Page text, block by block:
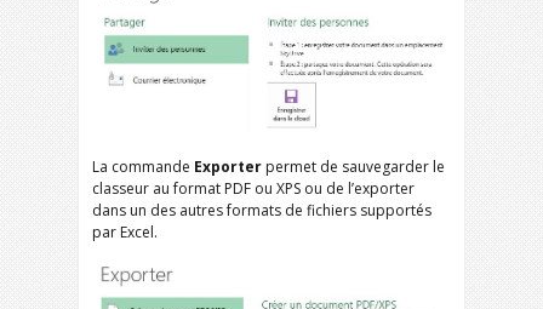
La commande Exporter permet de sauvegarder le
classeur au format PDF ou XPS ou de l’exporter
dans un des autres formats de fichiers supportés
par Excel.